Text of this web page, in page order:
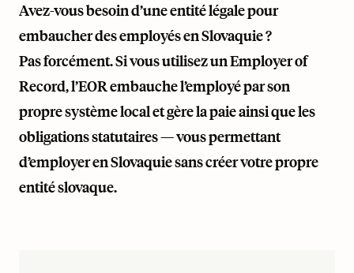
Avez-vous besoin d’une entité légale pour
embaucher des employés en Slovaquie ?
Pas forcément. Si vous utilisez un Employer of
Record, l’EOR embauche l’employé par son
propre système local et gère la paie ainsi que les
obligations statutaires — vous permettant
d’employer en Slovaquie sans créer votre propre
entité slovaque.